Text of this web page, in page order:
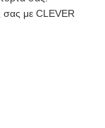
σας με CLEVER